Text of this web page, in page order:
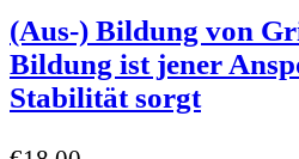
(Aus-) Bildung von
Bildung ist jener
Stabilität sorgt